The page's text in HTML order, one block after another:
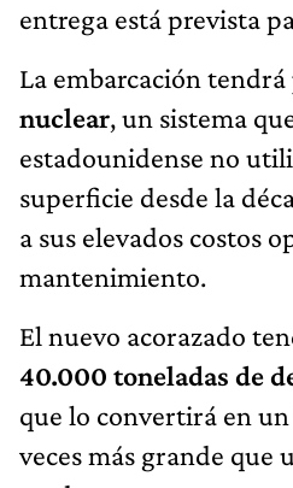
entrega está prevista
La embarcación tendrá
nuclear, un sistema
estadounidense no
superficie desde la
a sus elevados costos
mantenimiento.
El nuevo acorazado
40.000 toneladas de
que lo convertirá en
veces más grande que